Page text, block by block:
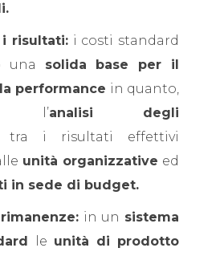
i risultati: i costi standard
una solida base per il
performance in quanto,
l’analisi degli
tra i risultati effettivi
unità organizzative ed
in sede di budget.
in un sistema
le unità di prodotto